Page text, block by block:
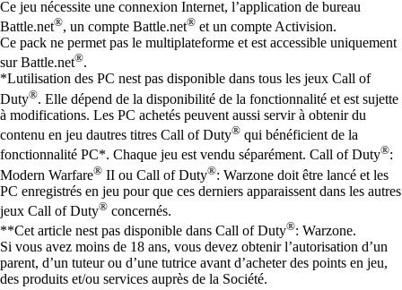
Ce jeu nécessite une connexion Internet, l’application de bureau
Battle.net®, un compte Battle.net® et un compte Activision.
Ce pack ne permet pas le multiplateforme et est accessible uniquement
sur Battle.net®.
*Lutilisation des PC nest pas disponible dans tous les jeux Call of
Duty®. Elle dépend de la disponibilité de la fonctionnalité et est sujette
à modifications. Les PC achetés peuvent aussi servir à obtenir du
contenu en jeu dautres titres Call of Duty® qui bénéficient de la
fonctionnalité PC*. Chaque jeu est vendu séparément. Call of Duty®:
Modern Warfare® II ou Call of Duty®: Warzone doit être lancé et les
PC enregistrés en jeu pour que ces derniers apparaissent dans les autres
jeux Call of Duty® concernés.
**Cet article nest pas disponible dans Call of Duty®: Warzone.
Si vous avez moins de 18 ans, vous devez obtenir l’autorisation d’un
parent, d’un tuteur ou d’une tutrice avant d’acheter des points en jeu,
des produits et/ou services auprès de la Société.